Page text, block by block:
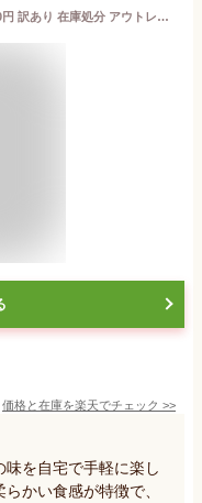
(倉庫入替の為 3,240円→処分価格2,500円 訳あり 在庫処分 アウトレット) 【クール代込み 送料無料】伊達の牛たん本舗 牛たんスモーク 塩味 60g×3袋 ビール 焼酎 ハイボール のおつまみに 冷蔵 虎S
価格と在庫を楽天でチェック >>
を自宅で手軽に楽し
かい食感が特徴で、